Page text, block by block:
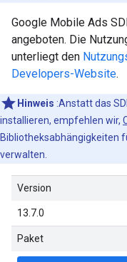
Google Mobile Ads
angeboten. Die
unterliegt den
Developers-Website.
Hinweis :Anstatt das
installieren, empfehlen wir,
Bibliotheksabhängigkeiten
verwalten.
Version
13.7.0
Paket